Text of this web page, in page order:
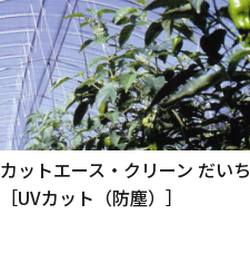
カットエース・クリーン だいち
［UVカット（防塵）］